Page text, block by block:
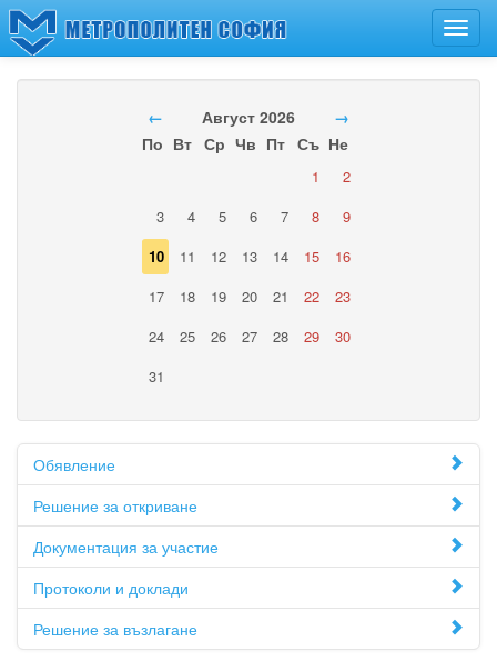
← Август 2026
→
По Вт Ср Чв Пт Съ Не
1
2
3
4 5 6 7 8
9
10
11 12 13 14 15
16
17
18 19 20 21 22
23
24
25 26 27 28 29
30
31
Обявление
Решение за откриване
Документация за участие
Протоколи и доклади
Решение за възлагане